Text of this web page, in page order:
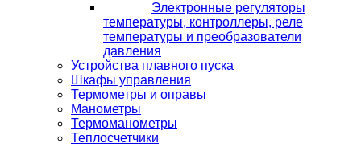
Электронные регуляторы
температуры, контроллеры, реле
температуры и преобразователи
давления
Устройства плавного пуска
Шкафы управления
Термометры и оправы
Манометры
Термоманометры
Теплосчетчики